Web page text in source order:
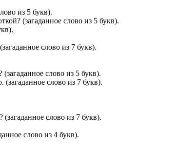
из 5 букв).
(загаданное слово из 5 букв).
слово из 7 букв).
слово из 5 букв).
слово из 7 букв).
слово из 7 букв).
слово из 4 букв).